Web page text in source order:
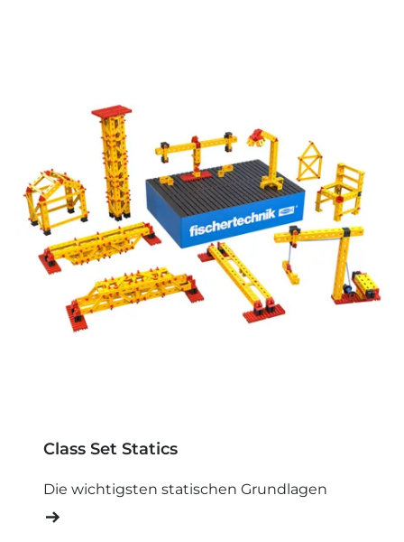
Class Set Statics
Die wichtigsten statischen Grundlagen